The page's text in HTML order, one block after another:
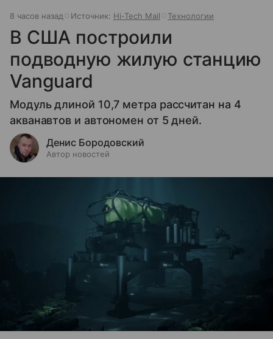
8 часов назад Источник: Hi-Tech Mail Технологии
В США построили
подводную жилую станцию
Vanguard
Модуль длиной 10,7 метра рассчитан на 4
акванавтов и автономен от 5 дней.
Денис Бородовский
Автор новостей